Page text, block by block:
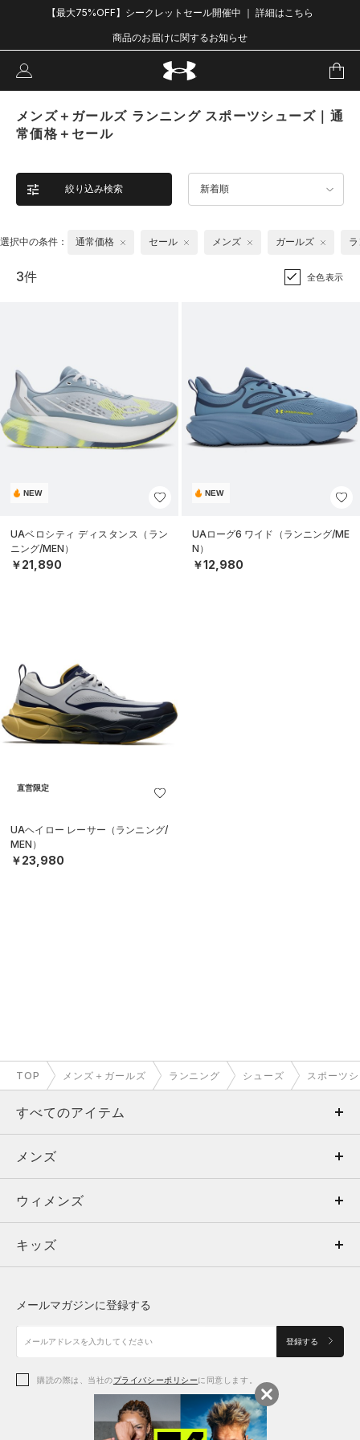
【最大75%OFF】シークレットセール開催中 ｜ 詳細はこちら
商品のお届けに関するお知らせ
メンズ＋ガールズ ランニング スポーツシューズ｜通
常価格＋セール
絞り込み検索 新着順
選択中の条件： 通常価格 セール メンズ ガールズ
3件 全色表示
NEW
UAベロシティ ディスタンス（ラン
ニング/MEN）
￥21,890
NEW
UAローグ6 ワイド（ランニング/ME
N）
￥12,980
直営限定
UAヘイロー レーサー（ランニング/
MEN）
￥23,980
TOP メンズ＋ガールズ ランニング シューズ スポーツ
すべてのアイテム
メンズ
ウィメンズ
キッズ
アクセサリー
メンズ
トップス
ボトムス
アクセサリー
ウィメンズ
トップス
シューズ
アクセサリー
キッズ
シューズ
メールマガジンに登録する
登録する
購読の際は、当社のプライバシーポリシーに同意します。